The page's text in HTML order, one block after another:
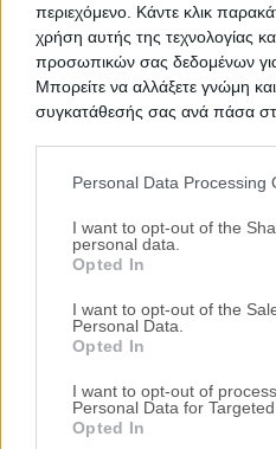
περιεχόμενο. Κάντε κλικ
χρήση αυτής της τεχνολογίας
προσωπικών σας δεδομένων
Μπορείτε να αλλάξετε γνώμη
συγκατάθεσής σας ανά πάσα
services and may gather and
not limited to your visit or
grant or deny consent to
use your data for below
consent section.
Personal Data Processing
I want to opt-out of the
personal data.
Opted In
I want to opt-out of the
Personal Data.
Opted In
I want to opt-out of
Personal Data for Targeted
Opted In
21692 m²
Πρώτη Προσφορά:
37.050 €
ενημέρωση όταν
Ψάχνετε γιαΑγροτεμάχιο σε
μπορείτε να βρείτε την επίσημη
πλειστηριασμούς ακινήτων
να περιορίσετε τα ακίνητα και
στις ανάγκες σας.